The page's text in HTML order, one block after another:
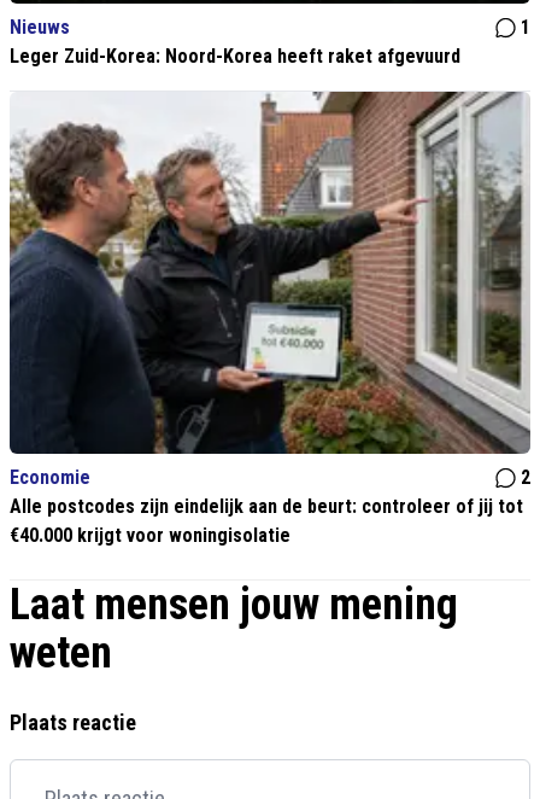
Nieuws
1
Leger Zuid-Korea: Noord-Korea heeft raket afgevuurd
Economie
2
Alle postcodes zijn eindelijk aan de beurt: controleer of jij tot
€40.000 krijgt voor woningisolatie
Laat mensen jouw mening
weten
Plaats reactie